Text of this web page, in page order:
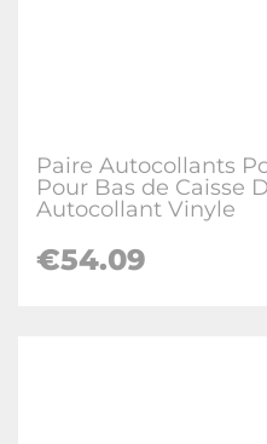
Paire Autocollants
Pour Bas de Caisse
Autocollant Vinyle
€54.09